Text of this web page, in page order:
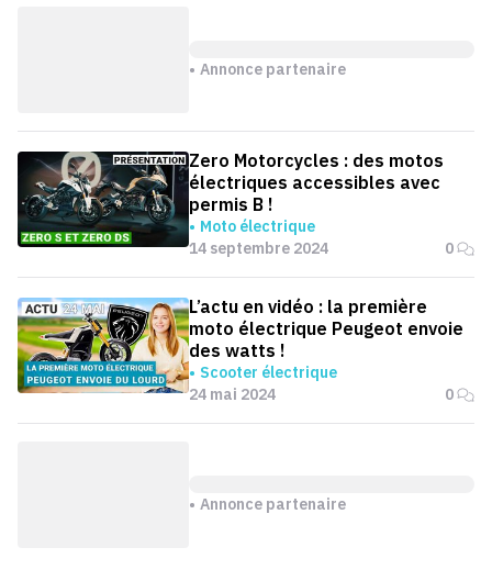
Annonce partenaire
Zero Motorcycles : des motos
électriques accessibles avec
permis B !
Moto électrique
14 septembre 2024
0
L’actu en vidéo : la première
moto électrique Peugeot envoie
des watts !
Scooter électrique
24 mai 2024
0
Annonce partenaire